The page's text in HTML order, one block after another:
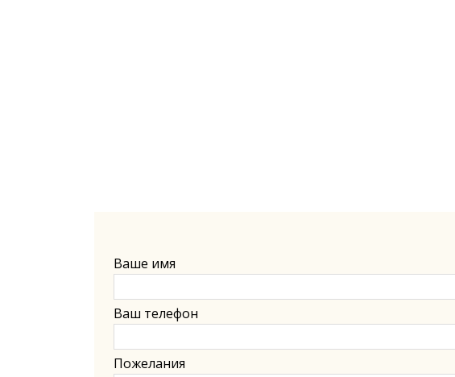
Ваше имя
Ваш телефон
Пожелания